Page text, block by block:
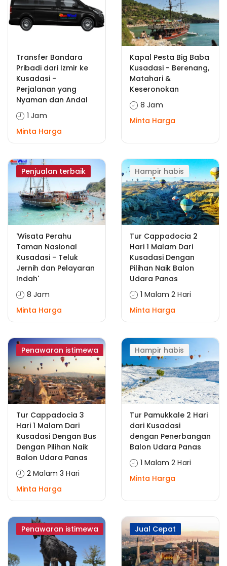
Transfer Bandara
Pribadi dari Izmir ke
Kusadasi -
Perjalanan yang
Nyaman dan Andal
1 Jam
Minta Harga
Kapal Pesta Big Baba
Kusadasi - Berenang,
Matahari &
Keseronokan
8 Jam
Minta Harga
Penjualan terbaik
'Wisata Perahu
Taman Nasional
Kusadasi - Teluk
Jernih dan Pelayaran
Indah'
8 Jam
Minta Harga
Hampir habis
Tur Cappadocia 2
Hari 1 Malam Dari
Kusadasi Dengan
Pilihan Naik Balon
Udara Panas
1 Malam 2 Hari
Minta Harga
Penawaran istimewa
Tur Cappadocia 3
Hari 1 Malam Dari
Kusadasi Dengan Bus
Dengan Pilihan Naik
Balon Udara Panas
2 Malam 3 Hari
Minta Harga
Hampir habis
Tur Pamukkale 2 Hari
dari Kusadasi
dengan Penerbangan
Balon Udara Panas
1 Malam 2 Hari
Minta Harga
Penawaran istimewa Jual Cepat